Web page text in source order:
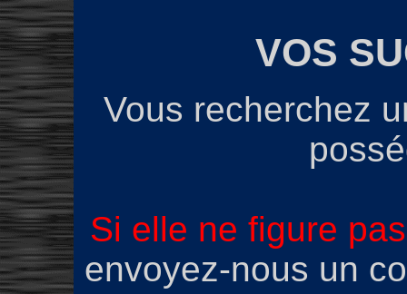
VOS
Vous recherchez
Si elle ne figure
envoyez-nous un